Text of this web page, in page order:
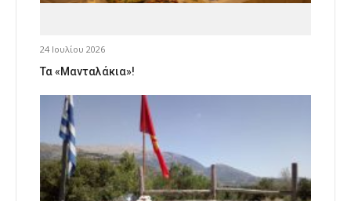
24 Ιουλίου 2026
Τα «Μανταλάκια»!